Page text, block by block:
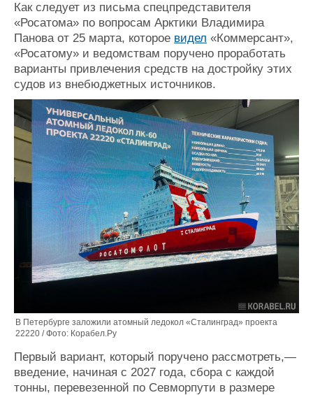
Крюинг
Журнал
Реклама
Услуги
Конференции
Выставки и семинары
Личности
Словарь
Флот
Галерея флота
Форум
Отзывы
Все службы
Как следует из письма спецпредставителя
«Росатома» по вопросам Арктики Владимира
Панова от 25 марта, которое видел «Коммерсант»,
«Росатому» и ведомствам поручено проработать
варианты привлечения средств на достройку этих
судов из внебюджетных источников.
В Петербурге заложили атомный ледокол «Сталинград» проекта
22220 / Фото: Корабел.Ру
Первый вариант, который поручено рассмотреть,—
введение, начиная с 2027 года, сбора с каждой
тонны, перевезенной по Севморпути в размере